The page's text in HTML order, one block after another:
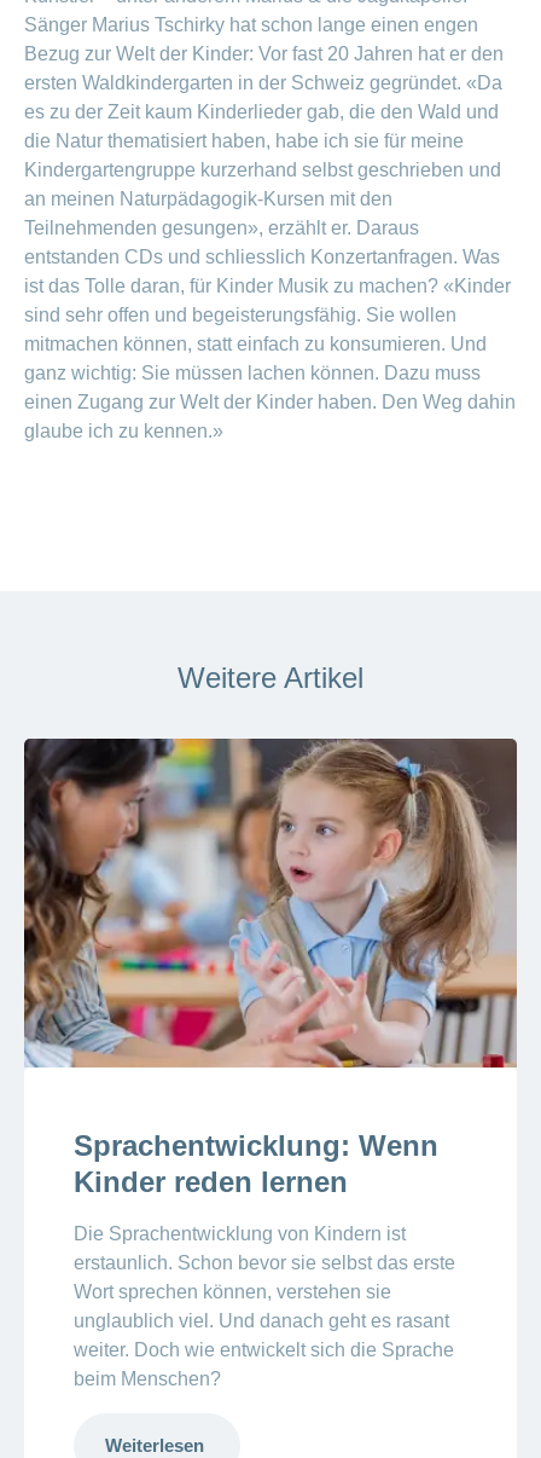
Sänger Marius Tschirky hat schon lange einen engen
Bezug zur Welt der Kinder: Vor fast 20 Jahren hat er den
ersten Waldkindergarten in der Schweiz gegründet. «Da
es zu der Zeit kaum Kinderlieder gab, die den Wald und
die Natur thematisiert haben, habe ich sie für meine
Kindergartengruppe kurzerhand selbst geschrieben und
an meinen Naturpädagogik-Kursen mit den
Teilnehmenden gesungen», erzählt er. Daraus
entstanden CDs und schliesslich Konzertanfragen. Was
ist das Tolle daran, für Kinder Musik zu machen? «Kinder
sind sehr offen und begeisterungsfähig. Sie wollen
mitmachen können, statt einfach zu konsumieren. Und
ganz wichtig: Sie müssen lachen können. Dazu muss
einen Zugang zur Welt der Kinder haben. Den Weg dahin
glaube ich zu kennen.»
Weitere Artikel
Sprachentwicklung: Wenn
Kinder reden lernen
Die Sprachentwicklung von Kindern ist
erstaunlich. Schon bevor sie selbst das erste
Wort sprechen können, verstehen sie
unglaublich viel. Und danach geht es rasant
weiter. Doch wie entwickelt sich die Sprache
beim Menschen?
Weiterlesen